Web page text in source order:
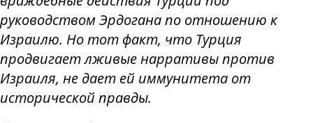
руководством Эрдогана по отношению к
Израилю. Но тот факт, что Турция
продвигает лживые нарративы против
Израиля, не дает ей иммунитета от
исторической правды.